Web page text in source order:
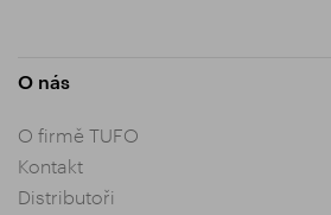
O nás
O firmě TUFO
Kontakt
Distributoři